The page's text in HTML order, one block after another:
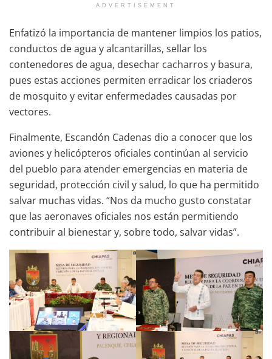
ADVERTISEMENT
Enfatizó la importancia de mantener limpios los patios,
conductos de agua y alcantarillas, sellar los
contenedores de agua, desechar cacharros y basura,
pues estas acciones permiten erradicar los criaderos
de mosquito y evitar enfermedades causadas por
vectores.
Finalmente, Escandón Cadenas dio a conocer que los
aviones y helicópteros oficiales continúan al servicio
del pueblo para atender emergencias en materia de
seguridad, protección civil y salud, lo que ha permitido
salvar muchas vidas. “Nos da mucho gusto constatar
que las aeronaves oficiales nos están permitiendo
contribuir al bienestar y, sobre todo, salvar vidas”.